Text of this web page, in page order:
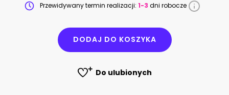
Przewidywany termin realizacji: 1-3 dni robocze
DODAJ DO KOSZYKA
Do ulubionych